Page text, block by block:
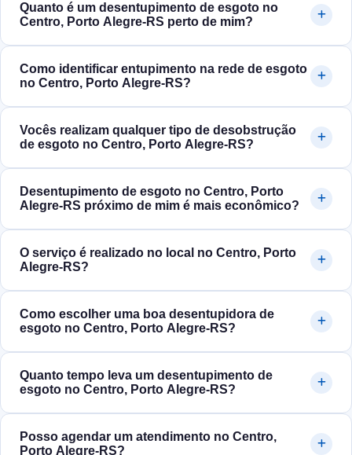
Quanto é um desentupimento de esgoto no
Centro, Porto Alegre‑RS perto de mim?
Como identificar entupimento na rede de esgoto
no Centro, Porto Alegre‑RS?
Vocês realizam qualquer tipo de desobstrução
de esgoto no Centro, Porto Alegre‑RS?
Desentupimento de esgoto no Centro, Porto
Alegre‑RS próximo de mim é mais econômico?
O serviço é realizado no local no Centro, Porto
Alegre‑RS?
Como escolher uma boa desentupidora de
esgoto no Centro, Porto Alegre‑RS?
Quanto tempo leva um desentupimento de
esgoto no Centro, Porto Alegre‑RS?
Posso agendar um atendimento no Centro,
Porto Alegre‑RS?